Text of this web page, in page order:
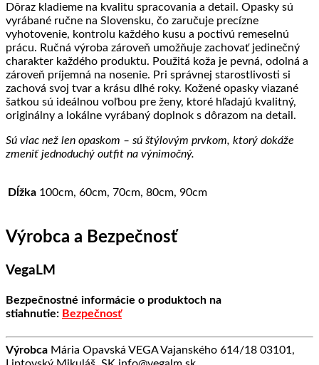
Dôraz kladieme na kvalitu spracovania a detail. Opasky sú
vyrábané ručne na Slovensku, čo zaručuje precízne
vyhotovenie, kontrolu každého kusu a poctivú remeselnú
prácu. Ručná výroba zároveň umožňuje zachovať jedinečný
charakter každého produktu. Použitá koža je pevná, odolná a
zároveň príjemná na nosenie. Pri správnej starostlivosti si
zachová svoj tvar a krásu dlhé roky. Kožené opasky viazané
šatkou sú ideálnou voľbou pre ženy, ktoré hľadajú kvalitný,
originálny a lokálne vyrábaný doplnok s dôrazom na detail.
Sú viac než len opaskom – sú štýlovým prvkom, ktorý dokáže
zmeniť jednoduchý outfit na výnimočný.
Dĺžka 100cm, 60cm, 70cm, 80cm, 90cm
Výrobca a Bezpečnosť
VegaLM
Bezpečnostné informácie o produktoch na
stiahnutie: Bezpečnosť
Výrobca Mária Opavská VEGA Vajanského 614/18 03101,